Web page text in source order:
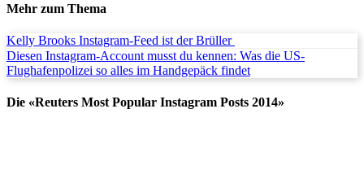
Mehr zum Thema
Kelly Brooks Instagram-Feed ist der Brüller
Diesen Instagram-Account musst du kennen: Was die US-
Flughafenpolizei so alles im Handgepäck findet
Die «Reuters Most Popular Instagram Posts 2014»